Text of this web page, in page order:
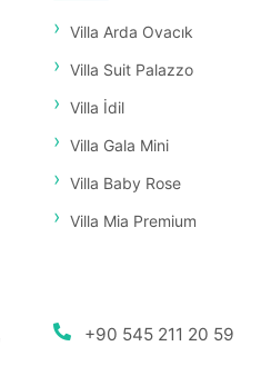
Villa Arda Ovacık
Villa Suit Palazzo
Villa İdil
Villa Gala Mini
Villa Baby Rose
Villa Mia Premium
+90 545 211 20 59